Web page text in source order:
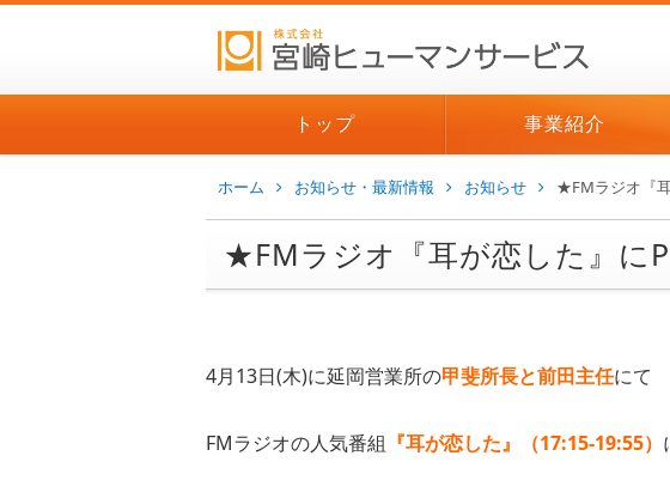
トップ 事業紹介
ホーム お知らせ・最新情報 お知らせ ★FMラジオ『
★FMラジオ『耳が恋した』に
4月13日(木)に延岡営業所の甲斐所長と前田主任にて
FMラジオの人気番組 『耳が恋した』（17:15-19:55）